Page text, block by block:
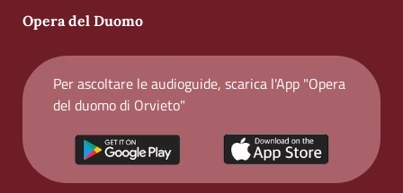
Opera del Duomo
Per ascoltare le audioguide, scarica l'App "Opera
del duomo di Orvieto"